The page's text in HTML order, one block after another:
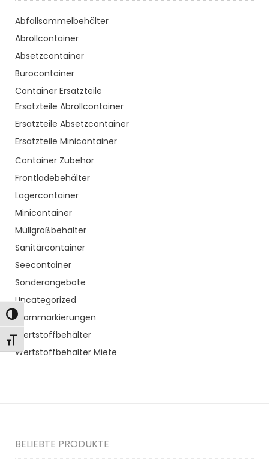
Toggle High Contrast
Toggle Font size
Abfallsammelbehälter
Abrollcontainer
Absetzcontainer
Bürocontainer
Container Ersatzteile
Ersatzteile Abrollcontainer
Ersatzteile Absetzcontainer
Ersatzteile Minicontainer
Container Zubehör
Frontladebehälter
Lagercontainer
Minicontainer
Müllgroßbehälter
Sanitärcontainer
Seecontainer
Sonderangebote
Uncategorized
Warnmarkierungen
Wertstoffbehälter
Wertstoffbehälter Miete
BELIEBTE PRODUKTE